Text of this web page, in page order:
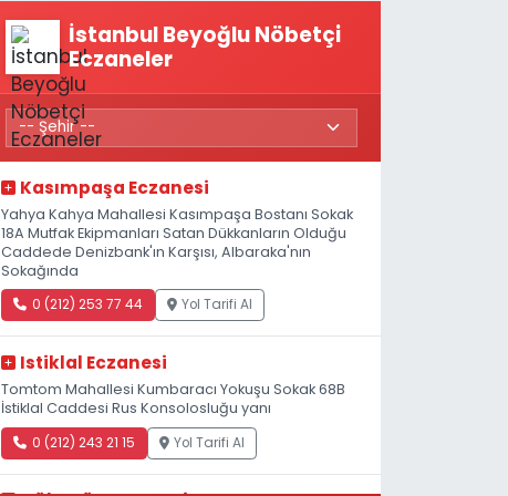
İstanbul Beyoğlu Nöbetçi
Eczaneler
Kasımpaşa Eczanesi
Yahya Kahya Mahallesi Kasımpaşa Bostanı Sokak
18A Mutfak Ekipmanları Satan Dükkanların Olduğu
Caddede Denizbank'ın Karşısı, Albaraka'nın
Sokağında
0 (212) 253 77 44 Yol Tarifi Al
Istiklal Eczanesi
Tomtom Mahallesi Kumbaracı Yokuşu Sokak 68B
İstiklal Caddesi Rus Konsolosluğu yanı
0 (212) 243 21 15 Yol Tarifi Al